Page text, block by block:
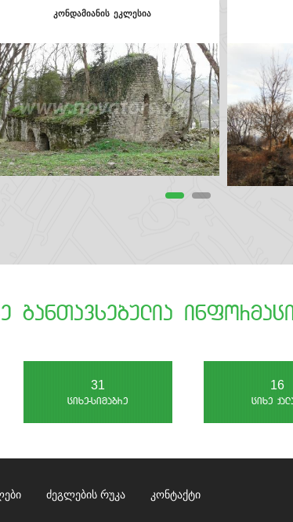
წითელწყაროს ნათლისმცემლის ეკლესია
ganTavsebulia
38
cixe-simagre
19
cixe
ძეგლების რუკა კონტაქტი